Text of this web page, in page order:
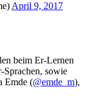
April 9, 2017
beim Er-Lernen
Sprachen, sowie
Emde (@emde_m),